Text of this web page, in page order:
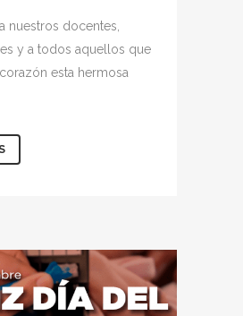
nuestros docentes,
y a todos aquellos que
esta hermosa